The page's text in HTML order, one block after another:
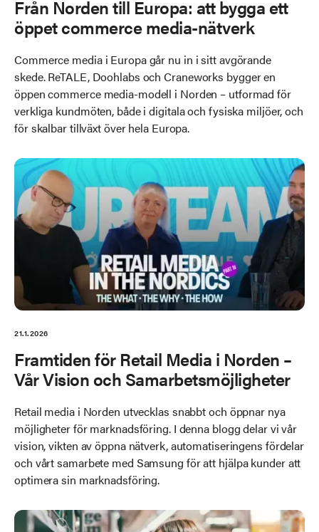
Från Norden till Europa: att bygga ett
öppet commerce media-nätverk
Commerce media i Europa går nu in i sitt avgörande
skede. ReTALE, Doohlabs och Craneworks bygger en
öppen commerce media-modell i Norden – utformad för
verkliga kundmöten, både i digitala och fysiska miljöer, och
för skalbar tillväxt över hela Europa.
21.1.2026
Framtiden för Retail Media i Norden –
Vår Vision och Samarbetsmöjligheter
Retail media i Norden utvecklas snabbt och öppnar nya
möjligheter för marknadsföring. I denna blogg delar vi vår
vision, vikten av öppna nätverk, automatiseringens fördelar
och vårt samarbete med Samsung för att hjälpa kunder att
optimera sin marknadsföring.